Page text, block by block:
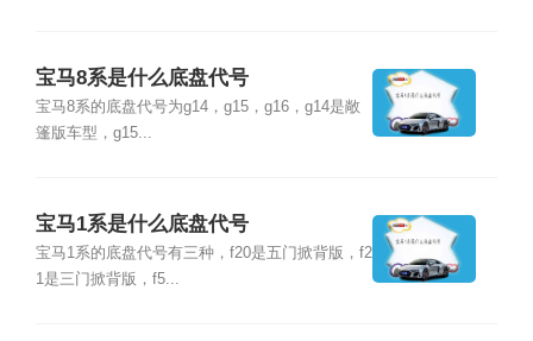
宝马8系是什么底盘代号
宝马8系的底盘代号为g14，g15，g16，g14是敞
篷版车型，g15...
宝马1系是什么底盘代号
宝马1系的底盘代号有三种，f20是五门掀背版，f2
1是三门掀背版，f5...